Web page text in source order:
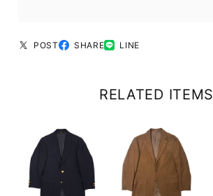
POST SHARE LINE
RELATED ITEMS